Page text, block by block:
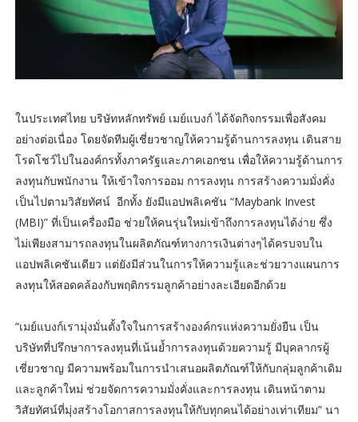
ในประเทศไทย บริษัทหลักทรัพย์ เมย์แบงก์ ได้จัดกิจกรรมเพื่อสังคม
อย่างต่อเนื่อง โดยจัดทีมผู้เชี่ยวชาญให้ความรู้ด้านการลงทุน เดินสาย
โรดโชว์ไปในองค์กรทั้งภาครัฐและภาคเอกชน เพื่อให้ความรู้ด้านการ
ลงทุนกับพนักงาน ให้เข้าใจการออม การลงทุน การสร้างความมั่งคั่ง
เป็นไปตามวิสัยทัศน์ อีกทั้ง ยังมีแอปพลิเคชัน “Maybank Invest
(MBI)” ที่เป็นเครื่องมือ ช่วยให้คนรุ่นใหม่เข้าถึงการลงทุนได้ง่าย ซึ่ง
ไม่เพียงสามารถลงทุนในผลิตภัณฑ์ทางการเงินต่างๆได้ครบจบใน
แอปพลิเคชันเดียว แต่ยังมีส่วนในการให้ความรู้และช่วยวางแผนการ
ลงทุนให้สอดคล้องกับพฤติกรรมลูกค้าอย่างละเอียดอีกด้วย
“เมย์แบงก์เรามุ่งมั่นตั้งใจในการสร้างองค์กรแห่งความยั่งยืน เป็น
บริษัทที่ปรึกษาการลงทุนที่เน้นย้ำการลงทุนด้วยความรู้ มีบุคลากรผู้
เชี่ยวชาญ มีความพร้อมในการนำเสนอผลิตภัณฑ์ให้กับกลุ่มลูกค้าเดิม
และลูกค้าใหม่ ช่วยจัดการความมั่งคั่งและการลงทุน เดินหน้าตาม
วิสัยทัศน์ที่มุ่งสร้างโอกาสการลงทุนให้กับทุกคนได้อย่างเท่าเทียม” นา